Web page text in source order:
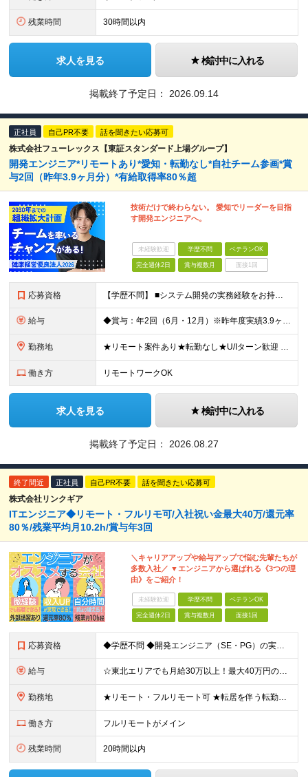
残業時間 30時間以内
求人を見る 検討中に入れる
掲載終了予定日： 2026.09.14
正社員 自己PR不要 話を聞きたい応募可
株式会社フューレックス【東証スタンダード上場グループ】
開発エンジニア*リモートあり*愛知・転勤なし*自社チーム参画*賞
与2回（昨年3.9ヶ月分）*有給取得率80％超
技術だけで終わらない。 愛知でリーダーを目指
す開発エンジニアへ。
未経験歓迎 学歴不問 ベテランOK
完全週休2日 賞与複数月 面接1回
応募資格 【学歴不問】 ■システム開発の実務経験をお持ちの方 （Java、C#、Python、C++、JavaScript等／担当工程不問） ※開発・テスト経験のみの方も歓迎 ※Web・業務系・組込みなど領域は
給与 ◆賞与：年2回（6月・12月）※昨年度実績3.9ヶ月分 ◆昇給：年1回（4月） 【初年度の想定年収】 400万円～599万円 月給25万円～37万円 ※これまでの経験やスキル、前職の給与などを充分
勤務地 ★リモート案件あり★転勤なし★U/Iターン歓迎 愛知県内（名古屋市、三河地区など）を中心としたプロジェクト先での勤務となります。 ※ご自宅からの距離やご希望を最大限に考慮し、アサイン先を決定します。
働き方 リモートワークOK
求人を見る 検討中に入れる
掲載終了予定日： 2026.08.27
終了間近 正社員 自己PR不要 話を聞きたい応募可
株式会社リンクギア
ITエンジニア◆リモート・フルリモ可/入社祝い金最大40万/還元率
80％/残業平均月10.2h/賞与年3回
＼キャリアアップや給与アップで悩む先輩たちが
多数入社／ ▼エンジニアから選ばれる《3つの理
由》をご紹介！
未経験歓迎 学歴不問 ベテランOK
完全週休2日 賞与複数月 面接1回
応募資格 ◆学歴不問 ◆開発エンジニア（SE・PG）の実務経験をお持ちの方（年数・言語不問） ＼＼★経験の浅い方も安心★／／ ◎仙台市内で提携している会社の方で外部講習を受けることも可能です。 無理ない範囲で
給与 ☆東北エリアでも月給30万以上！最大40万円の入社祝い金あり！ 月給30万円以上＋賞与年3回＋各種手当 《最大40万円の入社祝い金あり》 ①試用期間終了後に20万円 ②入社1年後に20万円 合計最大
勤務地 ★リモート・フルリモート可 ★転居を伴う転勤なし／U・Iターン歓迎 ◆宮城県・北海道内の各プロジェクト先 ＜本社＞ 宮城県仙台市青葉区一番町2-6-1 シティハウス一番中央2F ＜札幌オフィス＞
働き方 フルリモートがメイン
残業時間 20時間以内